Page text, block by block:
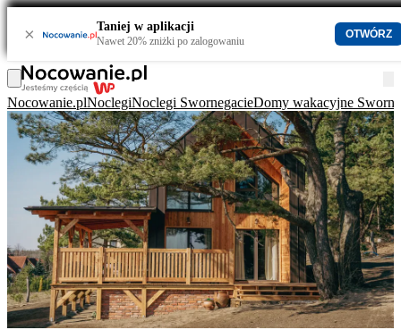
× Taniej w aplikacji
Nawet 20% zniżki po zalogowaniu
OTWÓRZ
Nocowanie.plNoclegiNoclegi SwornegacieDomy wakacyjne